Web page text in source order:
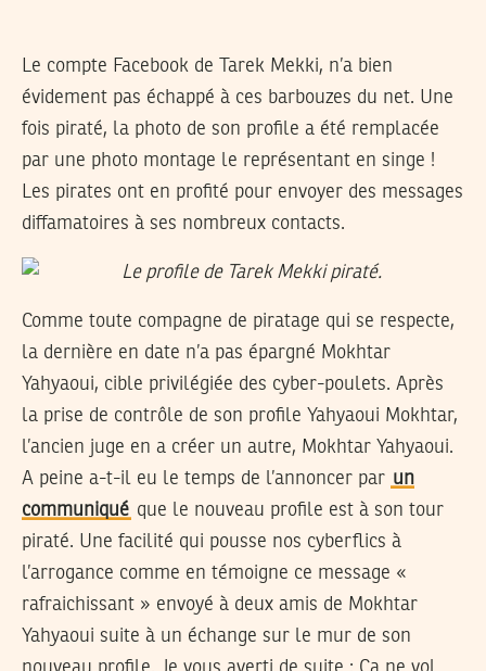
Le compte Facebook de Tarek Mekki, n’a bien
évidement pas échappé à ces barbouzes du net. Une
fois piraté, la photo de son profile a été remplacée
par une photo montage le représentant en singe !
Les pirates ont en profité pour envoyer des messages
diffamatoires à ses nombreux contacts.
Comme toute compagne de piratage qui se respecte,
la dernière en date n’a pas épargné Mokhtar
Yahyaoui, cible privilégiée des cyber-poulets. Après
la prise de contrôle de son profile Yahyaoui Mokhtar,
l’ancien juge en a créer un autre, Mokhtar Yahyaoui.
A peine a-t-il eu le temps de l’annoncer par un
communiqué que le nouveau profile est à son tour
piraté. Une facilité qui pousse nos cyberflics à
l’arrogance comme en témoigne ce message «
rafraichissant » envoyé à deux amis de Mokhtar
Yahyaoui suite à un échange sur le mur de son